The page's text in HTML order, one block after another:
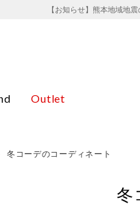
【お知らせ】熊本地域地
Outlet
冬コーデのコーディネート
冬